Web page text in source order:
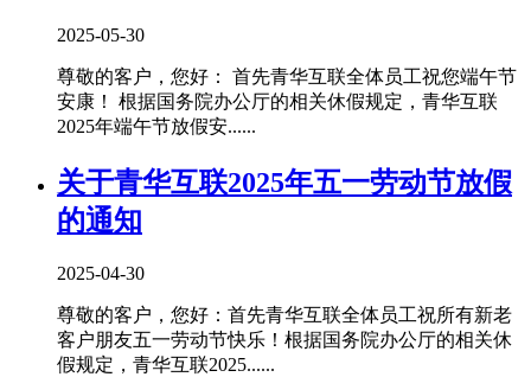
2025-05-30
尊敬的客户，您好： 首先青华互联全体员工祝您端午节
安康！ 根据国务院办公厅的相关休假规定，青华互联
2025年端午节放假安......
关于青华互联2025年五一劳动节放假
的通知
2025-04-30
尊敬的客户，您好：首先青华互联全体员工祝所有新老
客户朋友五一劳动节快乐！根据国务院办公厅的相关休
假规定，青华互联2025......